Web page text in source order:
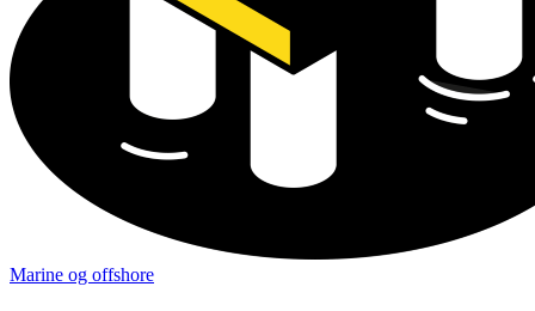
Marine og offshore